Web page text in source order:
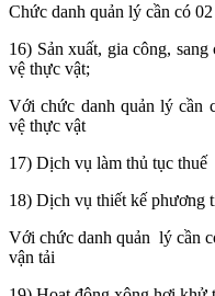
Chức danh quản lý cần có
16) Sản xuất, gia công,
vệ thực vật;
Với chức danh quản lý cần
vệ thực vật
17) Dịch vụ làm thủ tục thuế
18) Dịch vụ thiết kế phương
Với chức danh quản lý cần
vận tải